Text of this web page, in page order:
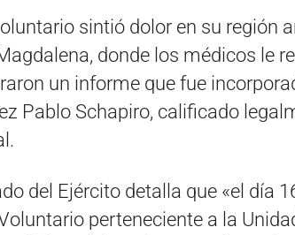
sintió dolor en su región
donde los médicos le
un informe que fue
Pablo Schapiro, calificado
del Ejército detalla que «el día
perteneciente a la